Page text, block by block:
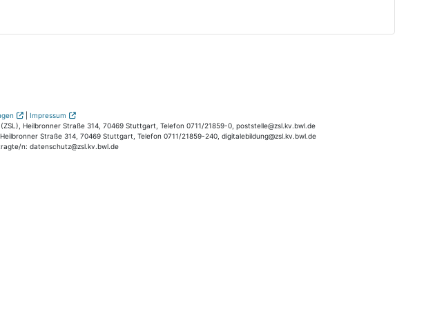
| Impressum
Heilbronner Straße 314, 70469 Stuttgart, Telefon 0711/21859-0, poststelle@zsl.kv.bwl.de
Straße 314, 70469 Stuttgart, Telefon 0711/21859-240, digitalebildung@zsl.kv.bwl.de
n: datenschutz@zsl.kv.bwl.de